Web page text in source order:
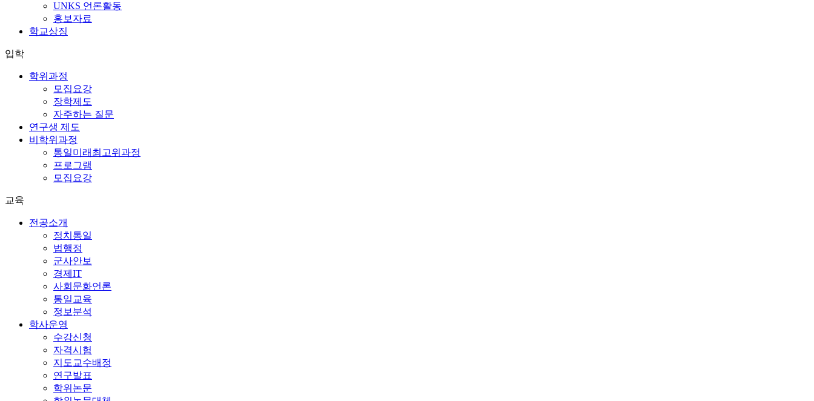
UNKS 언론활동
홍보자료
학교상징
입학
학위과정
모집요강
장학제도
자주하는 질문
연구생 제도
비학위과정
통일미래최고위과정
프로그램
모집요강
교육
전공소개
정치통일
법행정
군사안보
경제IT
사회문화언론
통일교육
정보분석
학사운영
수강신청
자격시험
지도교수배정
연구발표
학위논문